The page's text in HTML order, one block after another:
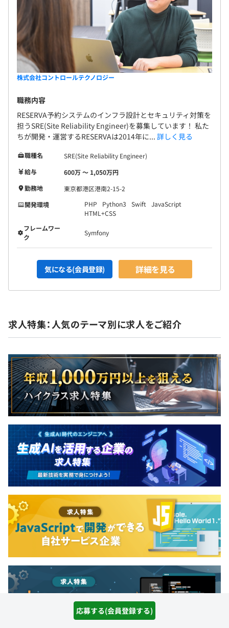
応募する(会員登録する)
株式会社コントロールテクノロジー
職務内容
RESERVA予約システムのインフラ設計とセキュリティ対策を
担うSRE(Site Reliability Engineer)を募集しています！ 私た
ちが開発・運営するRESERVAは2014年に... 詳しく見る
職種名
SRE(Site Reliability Engineer)
給与
600万 〜 1,050万円
勤務地
東京都港区港南2-15-2
開発環境
PHP Python3 Swift
JavaScript
HTML+CSS
フレームワー
ク
Symfony
気になる(会員登録) 詳細を見る
求人特集：人気のテーマ別に求人をご紹介